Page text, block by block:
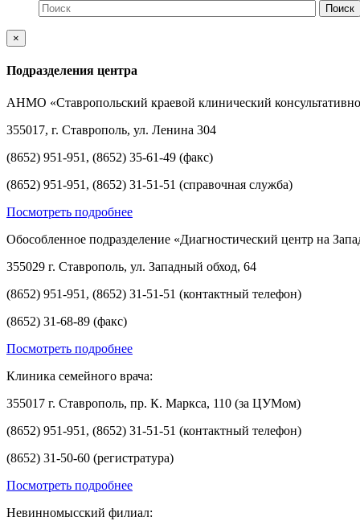
×
Подразделения центра
АНМО «Ставропольский краевой клинический
355017, г. Ставрополь, ул. Ленина 304
(8652) 951-951, (8652) 35-61-49 (факс)
(8652) 951-951, (8652) 31-51-51 (справочная служба)
Посмотреть подробнее
Обособленное подразделение «Диагностический центр на
355029 г. Ставрополь, ул. Западный обход, 64
(8652) 951-951, (8652) 31-51-51 (контактный телефон)
(8652) 31-68-89 (факс)
Посмотреть подробнее
Клиника семейного врача:
355017 г. Ставрополь, пр. К. Маркса, 110 (за ЦУМом)
(8652) 951-951, (8652) 31-51-51 (контактный телефон)
(8652) 31-50-60 (регистратура)
Посмотреть подробнее
Невинномысский филиал: